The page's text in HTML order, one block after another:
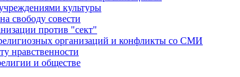
культуры
свободу совести
против "сект"
организаций и конфликты со СМИ
нравственности
и обществе